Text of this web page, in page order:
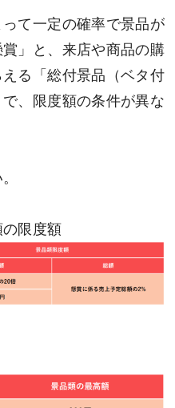
て一定の確率で景品が
」と、来店や商品の購
る「総付景品（ベタ付
、限度額の条件が異な
限度額